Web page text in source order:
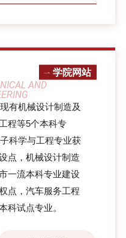
AND
学院网站
有机械设计制造及
程等5个本科专
科学与工程专业获
点，机械设计制造
一流本科专业建设
点，汽车服务工程
科试点专业。